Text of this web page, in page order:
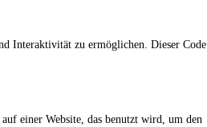
Interaktivität zu ermöglichen. Dieser Code
einer Website, das benutzt wird, um den